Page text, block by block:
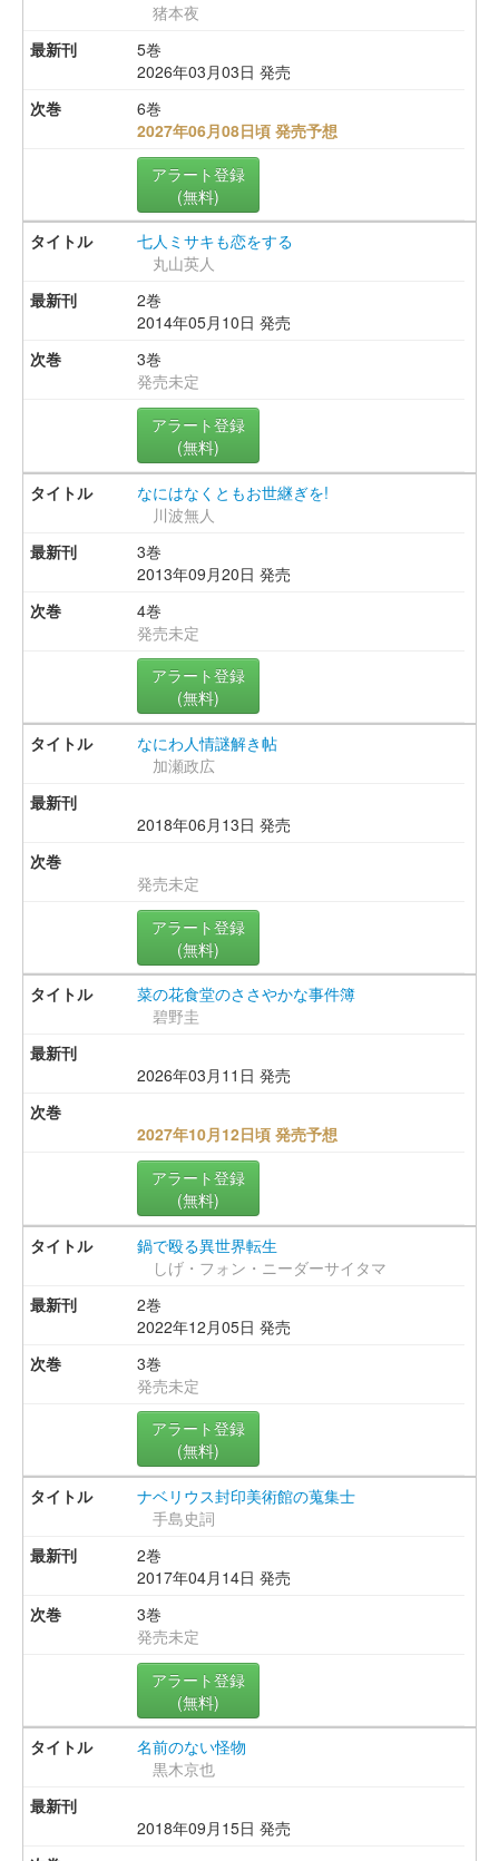
猪本夜
5巻
2026年03月03日 発売
6巻
2027年06月08日頃 発売予想
アラート登録
(無料)
七人ミサキも恋をする
丸山英人
2巻
2014年05月10日 発売
3巻
発売未定
アラート登録
(無料)
なにはなくともお世継ぎを!
川波無人
3巻
2013年09月20日 発売
4巻
発売未定
アラート登録
(無料)
なにわ人情謎解き帖
加瀬政広
2018年06月13日 発売
発売未定
アラート登録
(無料)
菜の花食堂のささやかな事件簿
碧野圭
2026年03月11日 発売
2027年10月12日頃 発売予想
アラート登録
(無料)
鍋で殴る異世界転生
しげ・フォン・ニーダーサイタマ
2巻
2022年12月05日 発売
3巻
発売未定
アラート登録
(無料)
ナベリウス封印美術館の蒐集士
手島史詞
2巻
2017年04月14日 発売
3巻
発売未定
アラート登録
(無料)
名前のない怪物
黒木京也
2018年09月15日 発売